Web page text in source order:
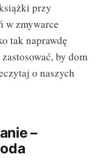
przy
w zmywarce
tak naprawdę
by dom
o naszych
–